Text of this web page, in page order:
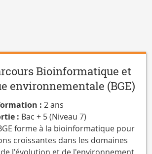
Bioinformatique et
environnementale (BGE)
:2 ans
: Bac + 5 (Niveau 7)
forme à la bioinformatique pour
croissantes dans les domaines